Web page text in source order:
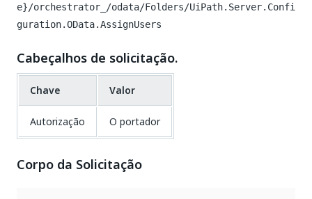
e}/orchestrator_/odata/Folders/UiPath.Server.Confi
guration.OData.AssignUsers
Cabeçalhos de solicitação.
Chave Valor
Autorização O portador
Corpo da Solicitação